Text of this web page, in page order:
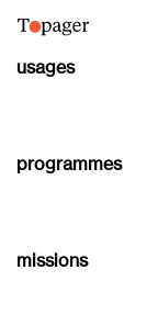
usages
programmes
missions